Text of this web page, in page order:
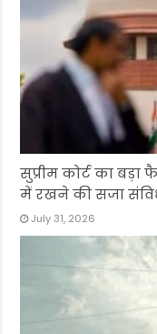
सुप्रीम कोर्ट का
में रखने की सजा
July 31, 2026